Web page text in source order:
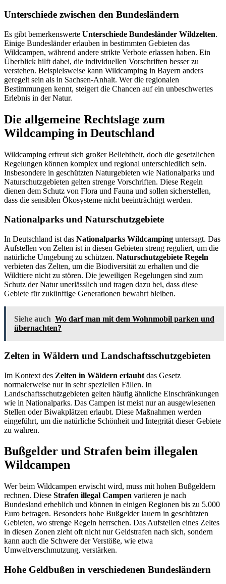
Unterschiede zwischen den Bundesländern
Es gibt bemerkenswerte Unterschiede Bundesländer Wildzelten.
Einige Bundesländer erlauben in bestimmten Gebieten das
Wildcampen, während andere strikte Verbote erlassen haben. Ein
Überblick hilft dabei, die individuellen Vorschriften besser zu
verstehen. Beispielsweise kann Wildcamping in Bayern anders
geregelt sein als in Sachsen-Anhalt. Wer die regionalen
Bestimmungen kennt, steigert die Chancen auf ein unbeschwertes
Erlebnis in der Natur.
Die allgemeine Rechtslage zum
Wildcamping in Deutschland
Wildcamping erfreut sich großer Beliebtheit, doch die gesetzlichen
Regelungen können komplex und regional unterschiedlich sein.
Insbesondere in geschützten Naturgebieten wie Nationalparks und
Naturschutzgebieten gelten strenge Vorschriften. Diese Regeln
dienen dem Schutz von Flora und Fauna und sollen sicherstellen,
dass die sensiblen Ökosysteme nicht beeinträchtigt werden.
Nationalparks und Naturschutzgebiete
In Deutschland ist das Nationalparks Wildcamping untersagt. Das
Aufstellen von Zelten ist in diesen Gebieten streng reguliert, um die
natürliche Umgebung zu schützen. Naturschutzgebiete Regeln
verbieten das Zelten, um die Biodiversität zu erhalten und die
Wildtiere nicht zu stören. Die jeweiligen Regelungen sind zum
Schutz der Natur unerlässlich und tragen dazu bei, dass diese
Gebiete für zukünftige Generationen bewahrt bleiben.
Siehe auch Wo darf man mit dem Wohnmobil parken und
übernachten?
Zelten in Wäldern und Landschaftsschutzgebieten
Im Kontext des Zelten in Wäldern erlaubt das Gesetz
normalerweise nur in sehr speziellen Fällen. In
Landschaftsschutzgebieten gelten häufig ähnliche Einschränkungen
wie in Nationalparks. Das Campen ist meist nur an ausgewiesenen
Stellen oder Biwakplätzen erlaubt. Diese Maßnahmen werden
eingeführt, um die natürliche Schönheit und Integrität dieser Gebiete
zu wahren.
Bußgelder und Strafen beim illegalen
Wildcampen
Wer beim Wildcampen erwischt wird, muss mit hohen Bußgeldern
rechnen. Diese Strafen illegal Campen variieren je nach
Bundesland erheblich und können in einigen Regionen bis zu 5.000
Euro betragen. Besonders hohe Bußgelder lauern in geschützten
Gebieten, wo strenge Regeln herrschen. Das Aufstellen eines Zeltes
in diesen Zonen zieht oft nicht nur Geldstrafen nach sich, sondern
kann auch die Schwere der Verstöße, wie etwa
Umweltverschmutzung, verstärken.
Hohe Geldbußen in verschiedenen Bundesländern